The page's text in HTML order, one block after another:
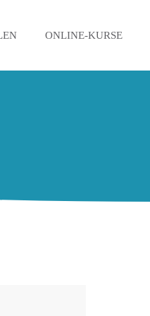
ONLINE-KURSE